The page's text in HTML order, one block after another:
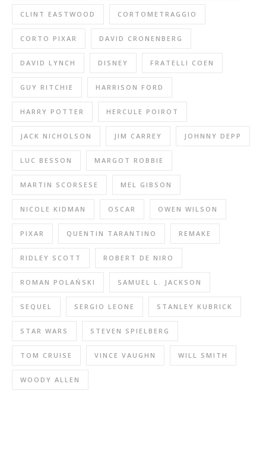
CLINT EASTWOOD CORTOMETRAGGIO
CORTO PIXAR DAVID CRONENBERG
DAVID LYNCH DISNEY FRATELLI COEN
GUY RITCHIE HARRISON FORD
HARRY POTTER HERCULE POIROT
JACK NICHOLSON JIM CARREY JOHNNY DEPP
LUC BESSON MARGOT ROBBIE
MARTIN SCORSESE MEL GIBSON
NICOLE KIDMAN OSCAR OWEN WILSON
PIXAR QUENTIN TARANTINO REMAKE
RIDLEY SCOTT ROBERT DE NIRO
ROMAN POLAŃSKI SAMUEL L. JACKSON
SEQUEL SERGIO LEONE STANLEY KUBRICK
STAR WARS STEVEN SPIELBERG
TOM CRUISE VINCE VAUGHN WILL SMITH
WOODY ALLEN